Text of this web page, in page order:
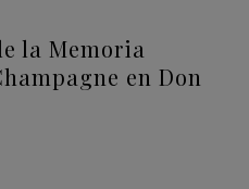
la Memoria
en Don